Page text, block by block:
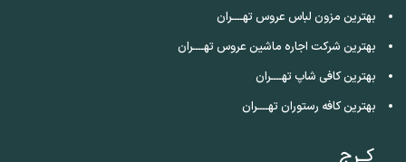
بهترین مزون لباس عروس تهــــران
بهترین شرکت اجاره ماشین عروس تهــــران
بهترین کافی شاپ تهــــران
بهترین کافه رستوران تهــــران